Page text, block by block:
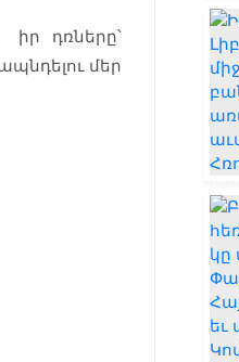
իր դռները՝
մեր